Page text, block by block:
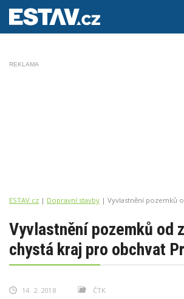
REKLAMA
ESTAV.cz Dopravní stavby Vyvlastnění pozemků
Vyvlastnění pozemků od
chystá kraj pro obchvat
14. 2. 2018 ČTK